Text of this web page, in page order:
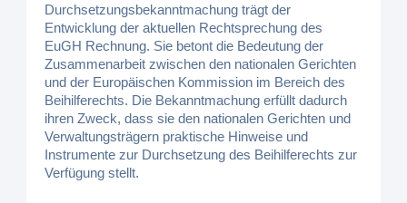
Durchsetzungsbekanntmachung trägt der
Entwicklung der aktuellen Rechtsprechung des
EuGH Rechnung. Sie betont die Bedeutung der
Zusammenarbeit zwischen den nationalen Gerichten
und der Europäischen Kommission im Bereich des
Beihilferechts. Die Bekanntmachung erfüllt dadurch
ihren Zweck, dass sie den nationalen Gerichten und
Verwaltungsträgern praktische Hinweise und
Instrumente zur Durchsetzung des Beihilferechts zur
Verfügung stellt.